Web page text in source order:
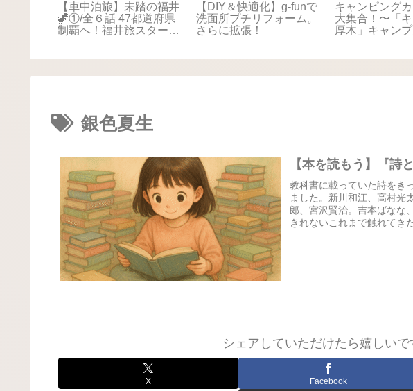
【車中泊旅】未踏の福井
🦖①/全６話 47都道府県
制覇へ！福井旅スタート
【DIY＆快適化】g-funで
洗面所プチリフォーム。
さらに拡張！
キャンピング
大集合！〜「
厚木」キャン
銀色夏生
【本を読もう】『詩
教科書に載っていた詩をき
ました。新川和江、高村光
郎、宮沢賢治。吉本ばなな
きれないこれまで触れてき
シェアしていただけたら嬉しいで
X Facebook